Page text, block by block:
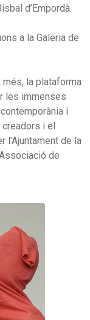
d’Empordà.
a la Galeria de
més, la plataforma
les immenses
i
i el
l’Ajuntament de la
de